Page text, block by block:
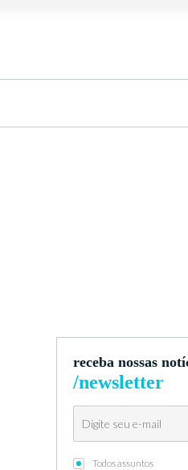
receba nossas
/newsletter
Todos assuntos